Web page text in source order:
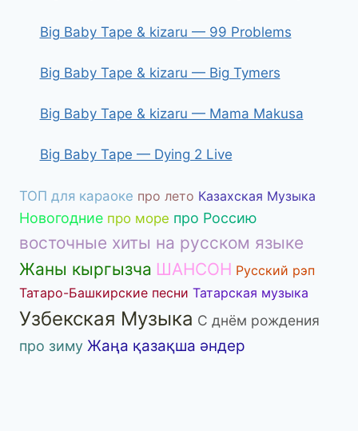
Big Baby Tape & kizaru — 99 Problems
Big Baby Tape & kizaru — Big Tymers
Big Baby Tape & kizaru — Mama Makusa
Big Baby Tape — Dying 2 Live
ТОП для караоке про лето Казахская Музыка
Новогодние про море про Россию
восточные хиты на русском языке
Жаны кыргызча ШАНСОН Русский рэп
Татаро-Башкирские песни Татарская музыка
Узбекская Музыка С днём рождения
про зиму Жаңа қазақша әндер